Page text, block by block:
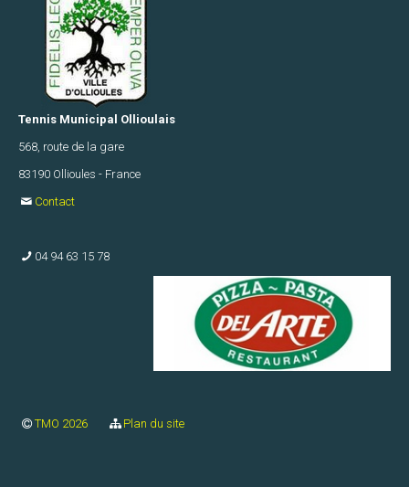
F
TMO1
F
U14
TMO1
U14
F
Tennis Municipal Ollioulais
568, route de la gare
83190 Ollioules - France
Contact
04 94 63 15 78
TMO 2026 Plan du site